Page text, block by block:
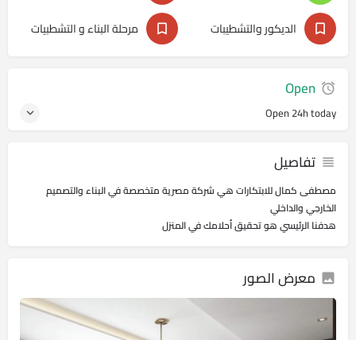
الديكور والتشطيبات
مرحلة البناء و التشطبيات
Open
Open 24h today
تفاصيل
مصطفى كمال للابتكارات هي شركة مصرية متخصصة في البناء والتصميم
الخارجي والداخلي
هدفنا الرئيسي هو تحقيق أحلامك في المنزل
معرض الصور